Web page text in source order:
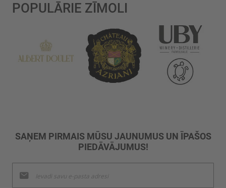
POPULĀRIE ZĪMOLI
SAŅEM PIRMAIS MŪSU JAUNUMUS UN ĪPAŠOS
PIEDĀVĀJUMUS!
jaunumu